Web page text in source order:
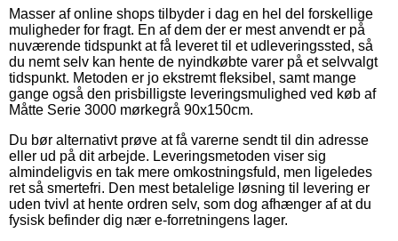
Masser af online shops tilbyder i dag en hel del forskellige
muligheder for fragt. En af dem der er mest anvendt er på
nuværende tidspunkt at få leveret til et udleveringssted, så
du nemt selv kan hente de nyindkøbte varer på et selvvalgt
tidspunkt. Metoden er jo ekstremt fleksibel, samt mange
gange også den prisbilligste leveringsmulighed ved køb af
Måtte Serie 3000 mørkegrå 90x150cm.
Du bør alternativt prøve at få varerne sendt til din adresse
eller ud på dit arbejde. Leveringsmetoden viser sig
almindeligvis en tak mere omkostningsfuld, men ligeledes
ret så smertefri. Den mest betalelige løsning til levering er
uden tvivl at hente ordren selv, som dog afhænger af at du
fysisk befinder dig nær e-forretningens lager.